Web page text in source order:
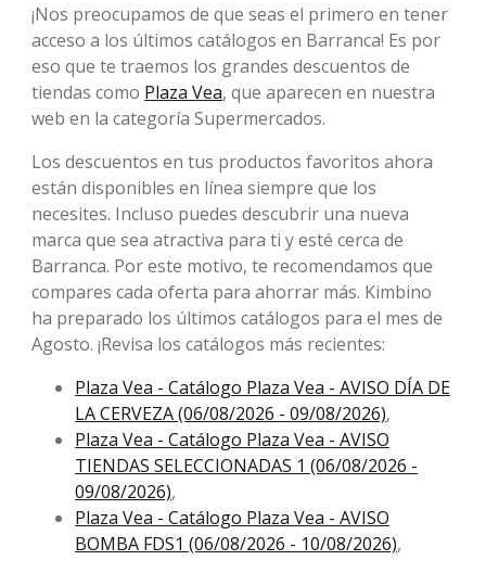
¡Nos preocupamos de que seas el primero en tener
acceso a los últimos catálogos en Barranca! Es por
eso que te traemos los grandes descuentos de
tiendas como Plaza Vea, que aparecen en nuestra
web en la categoría Supermercados.
Los descuentos en tus productos favoritos ahora
están disponibles en línea siempre que los
necesites. Incluso puedes descubrir una nueva
marca que sea atractiva para ti y esté cerca de
Barranca. Por este motivo, te recomendamos que
compares cada oferta para ahorrar más. Kimbino
ha preparado los últimos catálogos para el mes de
Agosto. ¡Revisa los catálogos más recientes:
Plaza Vea - Catálogo Plaza Vea - AVISO DÍA DE
LA CERVEZA (06/08/2026 - 09/08/2026),
Plaza Vea - Catálogo Plaza Vea - AVISO
TIENDAS SELECCIONADAS 1 (06/08/2026 -
09/08/2026),
Plaza Vea - Catálogo Plaza Vea - AVISO
BOMBA FDS1 (06/08/2026 - 10/08/2026),